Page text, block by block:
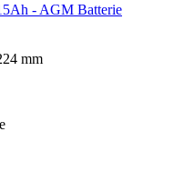
- AGM Batterie
mm